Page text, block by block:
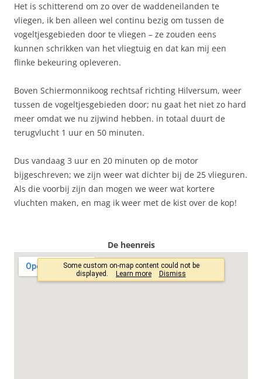
Het is schitterend om zo over de waddeneilanden te
vliegen, ik ben alleen wel continu bezig om tussen de
vogeltjesgebieden door te vliegen – ze zouden eens
kunnen schrikken van het vliegtuig en dat kan mij een
flinke bekeuring opleveren.
Boven Schiermonnikoog rechtsaf richting Hilversum, weer
tussen de vogeltjesgebieden door; nu gaat het niet zo hard
meer omdat we nu zijwind hebben. in totaal duurt de
terugvlucht 1 uur en 50 minuten.
Dus vandaag 3 uur en 20 minuten op de motor
bijgeschreven; we zijn weer wat dichter bij de 25 vlieguren.
Als die voorbij zijn dan mogen we weer wat kortere
vluchten maken, en mag ik weer met de kist over de kop!
De heenreis